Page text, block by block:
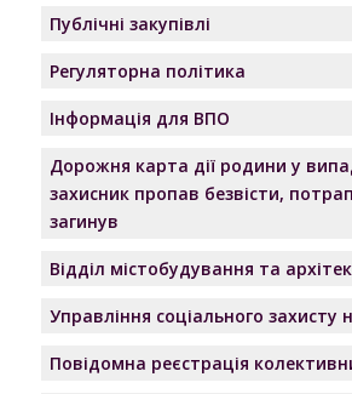
Публічні закупівлі
Регуляторна політика
Інформація для ВПО
Дорожня карта дії родини у
захисник пропав безвісти,
загинув
Відділ містобудування та
Управління соціального захисту
Повідомна реєстрація